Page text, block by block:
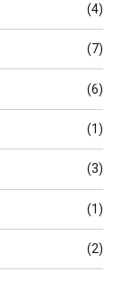
(4)
(7)
(6)
(1)
(3)
(1)
(2)